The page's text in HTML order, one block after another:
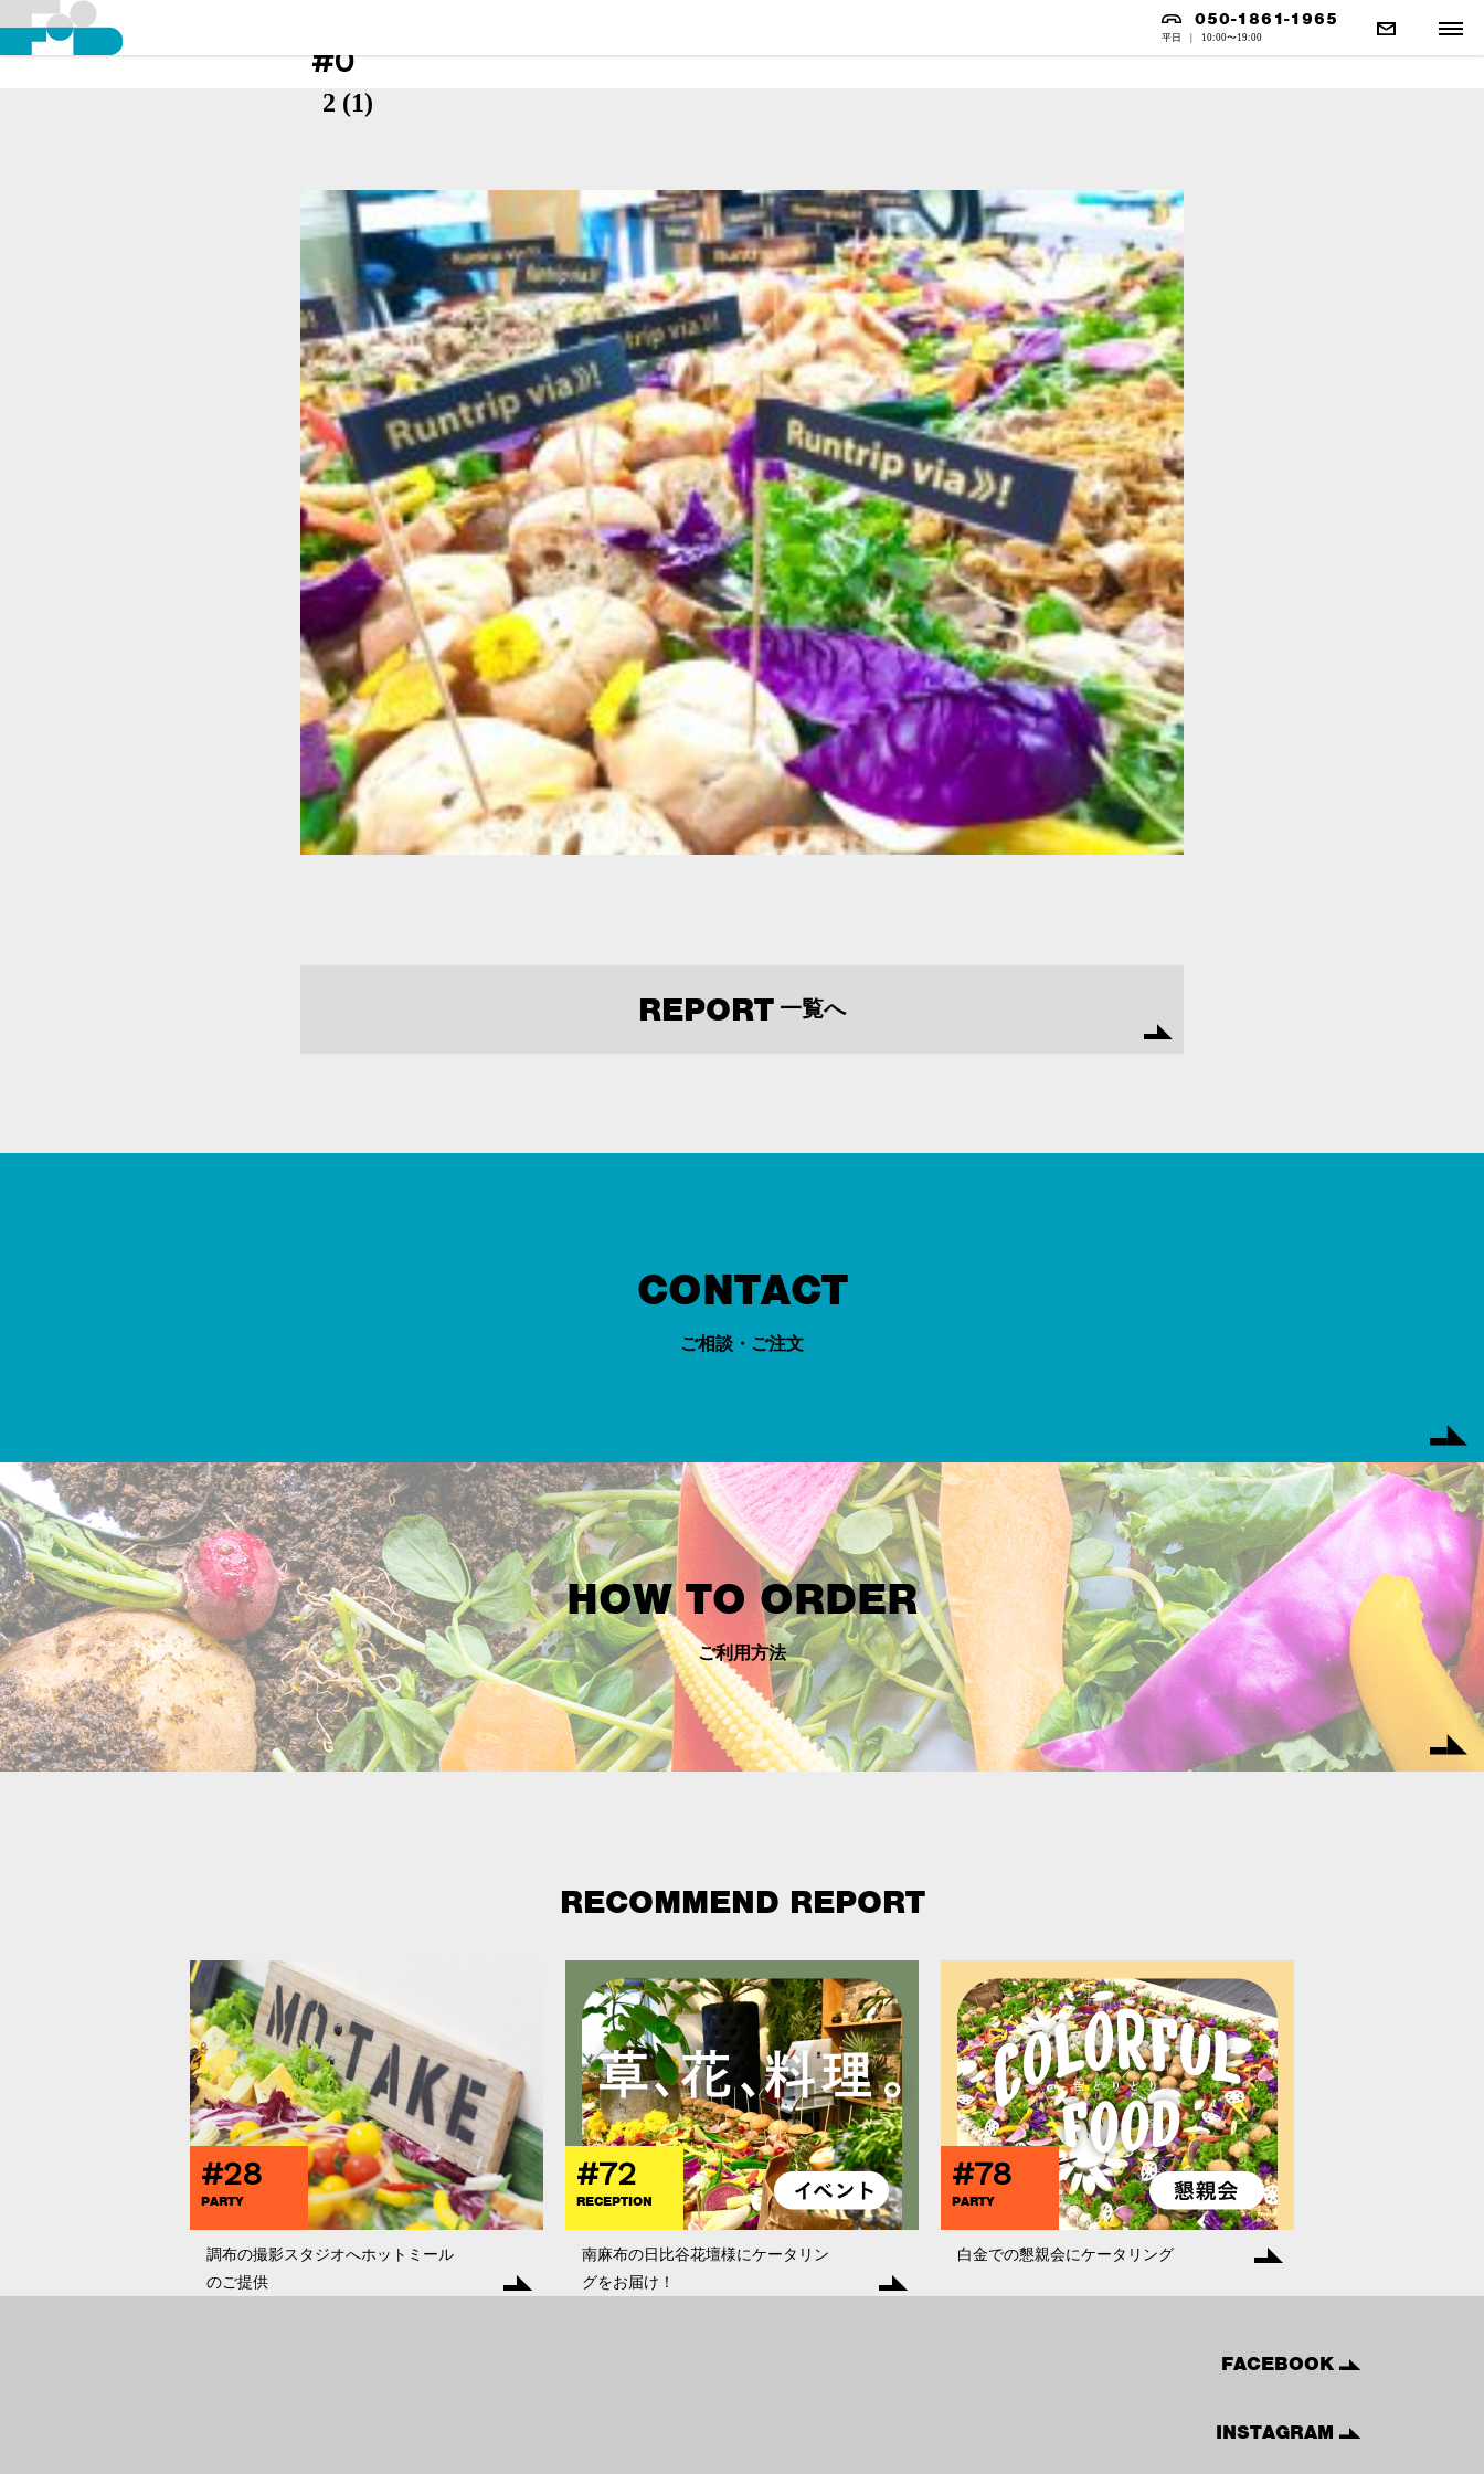
050-1861-1965
平日 10:00〜19:00
#0
2 (1)
REPORT 一覧へ
CONTACT
ご相談・ご注文
HOW TO ORDER
ご利用方法
RECOMMEND REPORT
#28
PARTY
調布の撮影スタジオへホットミール
のご提供
#72
RECEPTION
南麻布の日比谷花壇様にケータリン
グをお届け！
#78
PARTY
白金での懇親会にケータリング
FACEBOOK
INSTAGRAM